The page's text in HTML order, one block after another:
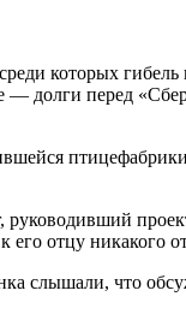
которых гибель
— долги перед
его отцу никакого
слышали, что